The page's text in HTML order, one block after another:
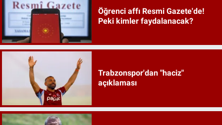
Öğrenci affı Resmi Gazete'de!
Peki kimler faydalanacak?
Trabzonspor'dan "haciz"
açıklaması